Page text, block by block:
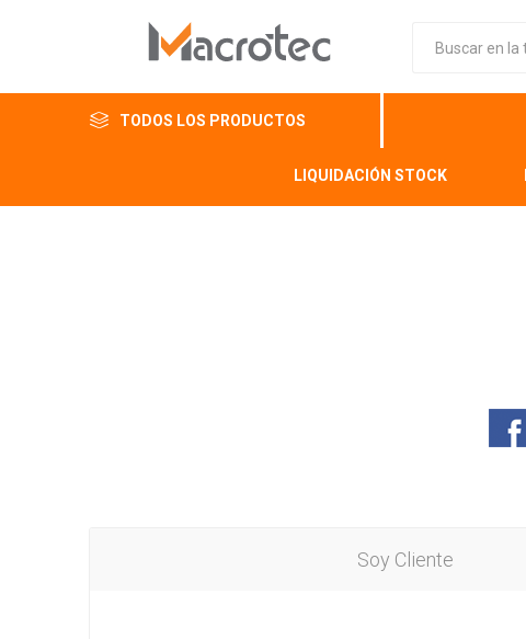
TODOS LOS PRODUCTOS
LIQUIDACIÓN STOCK
Soy Cliente